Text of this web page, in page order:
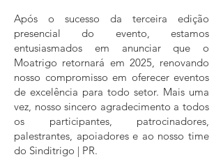
Após o sucesso da terceira edição
presencial do evento, estamos
entusiasmados em anunciar que o
Moatrigo retornará em 2025, renovando
nosso compromisso em oferecer eventos
de excelência para todo setor. Mais uma
vez, nosso sincero agradecimento a todos
os participantes, patrocinadores,
palestrantes, apoiadores e ao nosso time
do Sinditrigo | PR.